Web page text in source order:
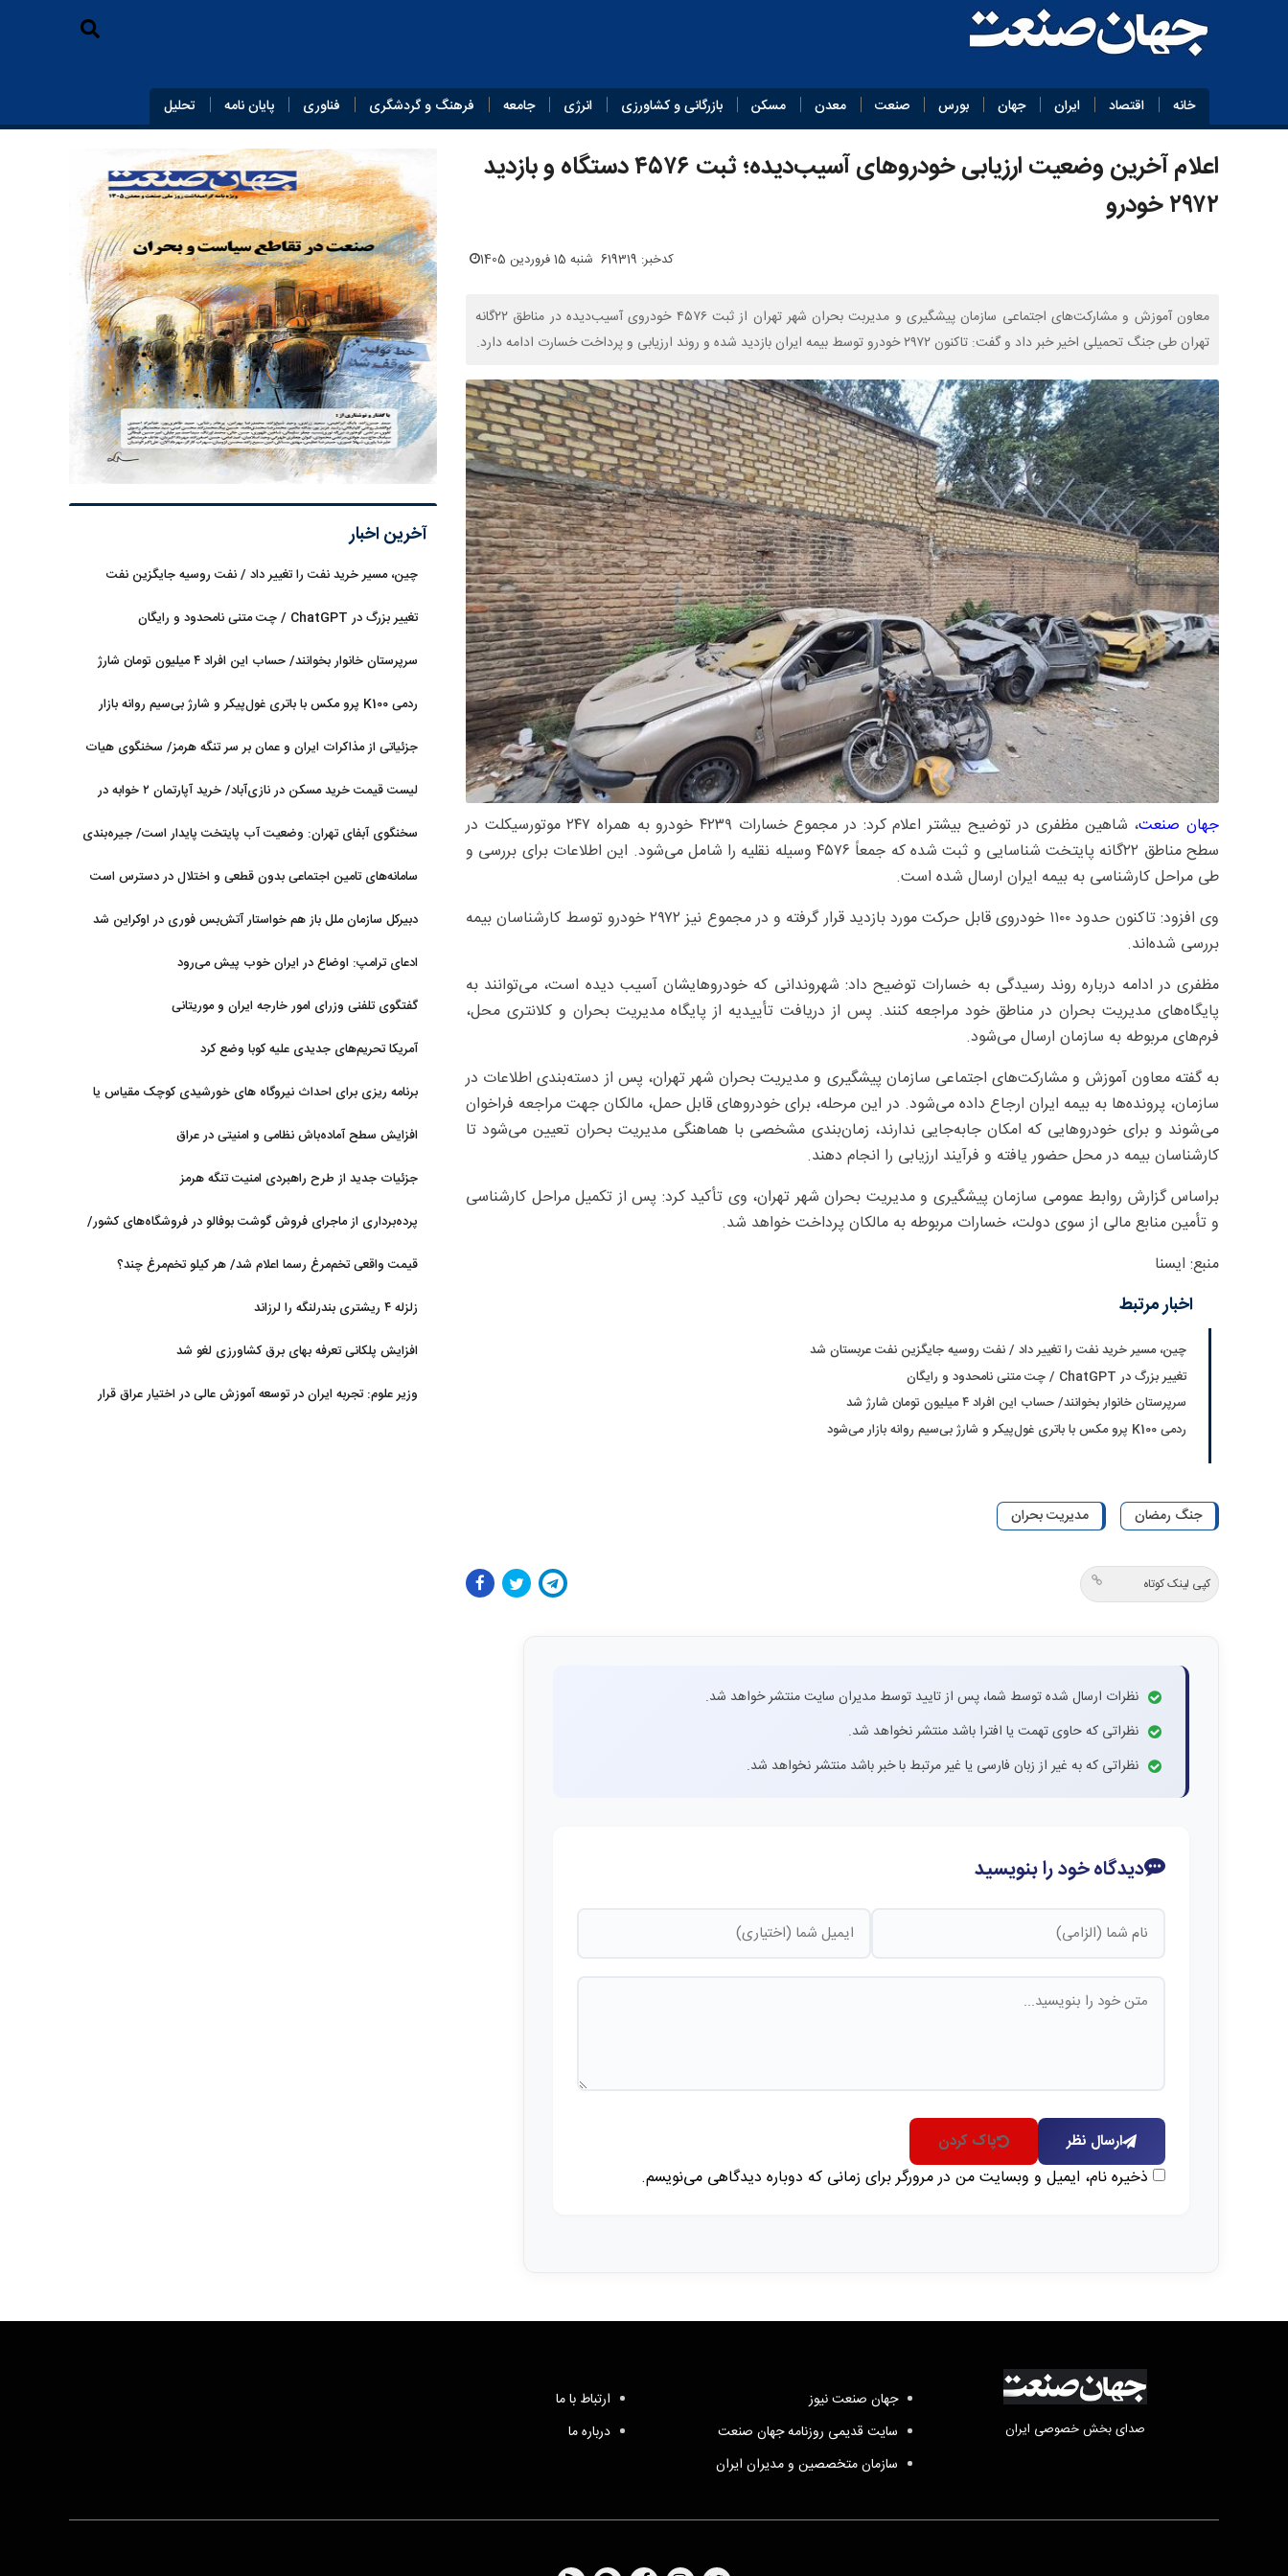
خانه اقتصاد ایران جهان بورس صنعت معدن مسکن بازرگانی و کشاورزی انرژی جامعه فرهنگ و گردشگری فناوری پایان‌ نامه تحلیل
اعلام آخرین وضعیت ارزیابی خودروهای آسیب‌دیده؛ ثبت ۴۵۷۶ دستگاه و بازدید
۲۹۷۲ خودرو
کدخبر: 619319 شنبه 15 فروردین 1405
معاون آموزش و مشارکت‌های اجتماعی سازمان پیشگیری و مدیربت بحران شهر تهران از ثبت ۴۵۷۶ خودروی آسیب‌دیده در مناطق ۲۲گانه
تهران طی جنگ تحمیلی اخیر خبر داد و گفت: تاکنون ۲۹۷۲ خودرو توسط بیمه ایران بازدید شده و روند ارزیابی و پرداخت خسارت ادامه دارد.
جهان صنعت
، شاهین مظفری در توضیح بیشتر اعلام کرد: در مجموع خسارات ۴۲۳۹ خودرو به همراه ۲۴۷ موتورسیکلت در
سطح مناطق ۲۲گانه پایتخت شناسایی و ثبت شده که جمعاً ۴۵۷۶ وسیله نقلیه را شامل می‌شود. این اطلاعات برای بررسی و
طی مراحل کارشناسی به بیمه ایران ارسال شده است.
وی افزود: تاکنون حدود ۱۱۰۰ خودروی قابل حرکت مورد بازدید قرار گرفته و در مجموع نیز ۲۹۷۲ خودرو توسط کارشناسان بیمه
بررسی شده‌اند.
مظفری در ادامه درباره روند رسیدگی به خسارات توضیح داد: شهروندانی که خودروهایشان آسیب دیده است، می‌توانند به
پایگاه‌های مدیریت بحران در مناطق خود مراجعه کنند. پس از دریافت تأییدیه از پایگاه مدیریت بحران و کلانتری محل،
فرم‌های مربوطه به سازمان ارسال می‌شود.
به گفته معاون آموزش و مشارکت‌های اجتماعی سازمان پیشگیری و مدیریت بحران شهر تهران، پس از دسته‌بندی اطلاعات در
سازمان، پرونده‌ها به بیمه ایران ارجاع داده می‌شود. در این مرحله، برای خودروهای قابل حمل، مالکان جهت مراجعه فراخوان
می‌شوند و برای خودروهایی که امکان جابه‌جایی ندارند، زمان‌بندی مشخصی با هماهنگی مدیریت بحران تعیین می‌شود تا
کارشناسان بیمه در محل حضور یافته و فرآیند ارزیابی را انجام دهند.
براساس گزارش روابط عمومی سازمان پیشگیری و مدیریت بحران شهر تهران، وی تأکید کرد: پس از تکمیل مراحل کارشناسی
و تأمین منابع مالی از سوی دولت، خسارات مربوطه به مالکان پرداخت خواهد شد.
منبع: ایسنا
اخبار مرتبط
چین، مسیر خرید نفت را تغییر داد / نفت روسیه جایگزین نفت عربستان شد
تغییر بزرگ در ChatGPT / چت متنی نامحدود و رایگان
سرپرستان خانوار بخوانند/ حساب این افراد ۴ میلیون تومان شارژ شد
ردمی K100 پرو مکس با باتری غول‌پیکر و شارژ بی‌سیم روانه بازار می‌شود
جنگ رمضان مدیریت بحران
کپی لینک کوتاه
نظرات ارسال شده توسط شما، پس از تایید توسط مدیران سایت منتشر خواهد شد.
نظراتی که حاوی تهمت یا افترا باشد منتشر نخواهد شد.
نظراتی که به غیر از زبان فارسی یا غیر مرتبط با خبر باشد منتشر نخواهد شد.
دیدگاه خود را بنویسید
ارسال نظر پاک کردن
ذخیره نام، ایمیل و وبسایت من در مرورگر برای زمانی که دوباره دیدگاهی می‌نویسم.
آخرین اخبار
چین، مسیر خرید نفت را تغییر داد / نفت روسیه جایگزین نفت
تغییر بزرگ در ChatGPT / چت متنی نامحدود و رایگان
سرپرستان خانوار بخوانند/ حساب این افراد ۴ میلیون تومان شارژ
ردمی K100 پرو مکس با باتری غول‌پیکر و شارژ بی‌سیم روانه بازار
جزئیاتی از مذاکرات ایران و عمان بر سر تنگه هرمز/ سخنگوی هیات
لیست قیمت خرید مسکن در نازی‌آباد/ خرید آپارتمان ۲ خوابه در
سخنگوی آبفای تهران: وضعیت آب پایتخت پایدار است/ جیره‌بندی
سامانه‌های تامین اجتماعی بدون قطعی و اختلال در دسترس است
دبیرکل سازمان ملل باز هم خواستار آتش‌بس فوری در اوکراین شد
ادعای ترامپ: اوضاع در ایران خوب پیش می‌رود
گفتگوی تلفنی وزرای امور خارجه ایران و موریتانی
آمریکا تحریم‌های جدیدی علیه کوبا وضع کرد
برنامه ریزی برای احداث نیروگاه های خورشیدی کوچک مقیاس یا
افزایش سطح آماده‌باش نظامی و امنیتی در عراق
جزئیات جدید از طرح راهبردی امنیت تنگه هرمز
پرده‌برداری از ماجرای فروش گوشت بوفالو در فروشگاه‌های کشور/
قیمت واقعی تخم‌مرغ رسما اعلام شد/ هر کیلو تخم‌مرغ چند؟
زلزله ۴ ریشتری بندرلنگه را لرزاند
افزایش پلکانی تعرفه بهای برق کشاورزی لغو شد
وزیر علوم: تجربه ایران در توسعه آموزش عالی در اختیار عراق قرار
صدای بخش خصوصی ایران
جهان صنعت نیوز
سایت قدیمی روزنامه جهان صنعت
سازمان متخصصین و مدیران ایران
ارتباط با ما
درباره ما